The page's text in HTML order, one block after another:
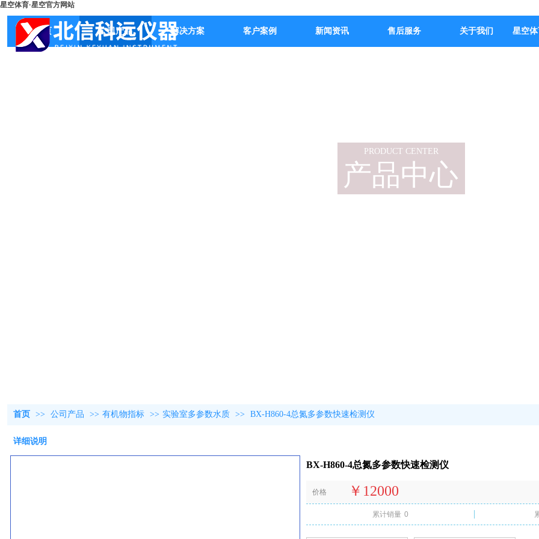
星空体育·星空官方网站
首页 公司产品 解决方案 客户案例 新闻资讯 售后服务 关于我们 星空体
产品中心
PRODUCT CENTER
首页 >> 公司产品 >> 有机物指标 >> 实验室多参数水质 >> BX-H860-4总氮多参数快速检测仪
详细说明
BX-H860-4总氮多参数快速检测仪
价格 ￥12000
累计销量 0